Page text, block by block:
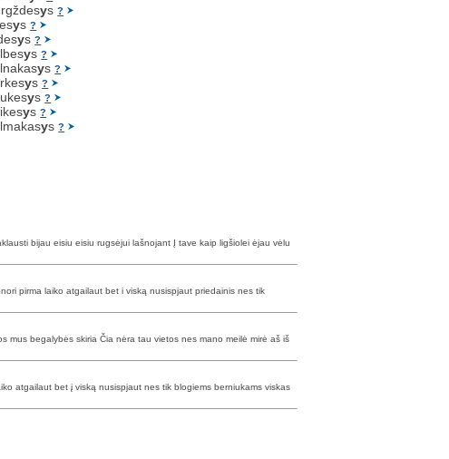
ys?
ys?
ys?
ys?
ys?
ys?
ys?
ys?
ys?
bijau eisiu eisiu rugsėjui lašnojant Į tave kaip ligšiolei ėjau vėlu
pirma laiko atgailaut bet i viską nusispjaut priedainis nes tik
mus begalybės skiria Čia nėra tau vietos nes mano meilė mirė aš iš
atgailaut bet į viską nusispjaut nes tik blogiems berniukams viskas